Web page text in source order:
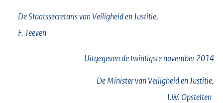
De Staatssecretaris van Veiligheid en Justitie,
F.Teeven
Uitgegeven detwintigstenovember 2014
De Minister van Veiligheid en Justitie,
I.W. Opstelten